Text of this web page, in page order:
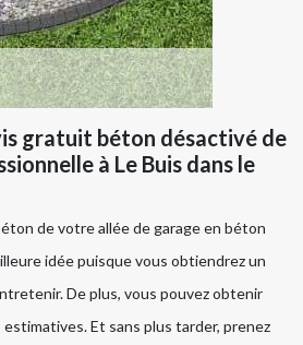
gratuit béton désactivé de
à Le Buis dans le
de votre allée de garage en béton
idée puisque vous obtiendrez un
De plus, vous pouvez obtenir
Et sans plus tarder, prenez